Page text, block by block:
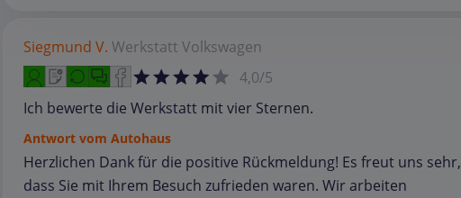
Siegmund V. Werkstatt Volkswagen
4,0/5
Ich bewerte die Werkstatt mit vier Sternen.
Antwort vom Autohaus
Herzlichen Dank für die positive Rückmeldung! Es freut uns sehr,
dass Sie mit Ihrem Besuch zufrieden waren. Wir arbeiten